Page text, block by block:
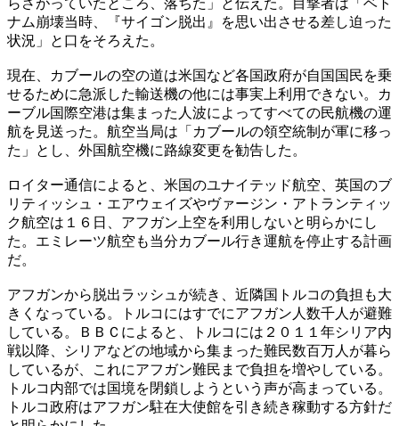
ナム崩壊当時、『サイゴン脱出』を思い出させる差し迫った
状況」と口をそろえた。
現在、カブールの空の道は米国など各国政府が自国国民を乗
せるために急派した輸送機の他には事実上利用できない。カ
ーブル国際空港は集まった人波によってすべての民航機の運
航を見送った。航空当局は「カブールの領空統制が軍に移っ
た」とし、外国航空機に路線変更を勧告した。
ロイター通信によると、米国のユナイテッド航空、英国のブ
リティッシュ・エアウェイズやヴァージン・アトランティッ
ク航空は１６日、アフガン上空を利用しないと明らかにし
た。エミレーツ航空も当分カブール行き運航を停止する計画
だ。
アフガンから脱出ラッシュが続き、近隣国トルコの負担も大
きくなっている。トルコにはすでにアフガン人数千人が避難
している。ＢＢＣによると、トルコには２０１１年シリア内
戦以降、シリアなどの地域から集まった難民数百万人が暮ら
しているが、これにアフガン難民まで負担を増やしている。
トルコ内部では国境を閉鎖しようという声が高まっている。
トルコ政府はアフガン駐在大使館を引き続き稼動する方針だ